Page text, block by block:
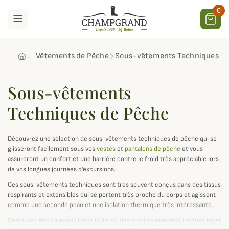
0
Vêtements de Pêche Sous-vêtements Techniques
Sous-vêtements
Techniques de Pêche
Découvrez une sélection de sous-vêtements techniques de pêche qui se
glisseront facilement sous vosvesteset pantalons de pêche et vous
assureront un confort et une barrière contre le froid très appréciable lors
de vos longues journées d'excursions.
Ces sous-vêtements techniques sont très souvent conçus dans des tissus
respirants et extensibles qui se portent très proche du corps et agissent
comme une seconde peau et une isolation thermique très intéressante.
Retrouvez des caleçons longs isolants, des t-shirts manches longues léger